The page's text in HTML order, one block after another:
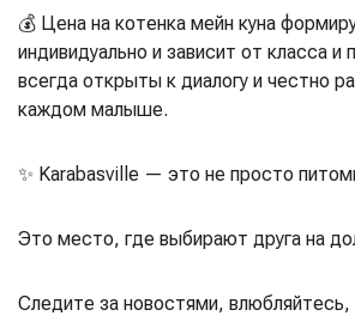
💰 Цена на котенка мейн куна
индивидуально и зависит от класса
всегда открыты к диалогу и честно
каждом малыше.
✨ Karabasville — это не просто
Это место, где выбирают друга на
Следите за новостями, влюбляйтесь,